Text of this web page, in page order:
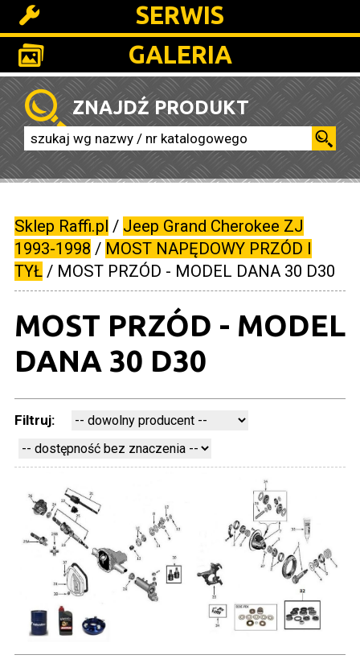
SERWIS
GALERIA
ZNAJDŹ PRODUKT
Sklep Raffi.pl / Jeep Grand Cherokee ZJ
1993-1998 / MOST NAPĘDOWY PRZÓD I
TYŁ/ MOST PRZÓD - MODEL DANA 30 D30
MOST PRZÓD - MODEL
DANA 30 D30
Filtruj: